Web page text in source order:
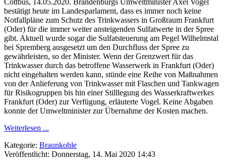
Cottbus, 14.05.2020. Brandenburgs Umweltminister Axel Vogel
bestätigt heute im Landesparlament, dass es immer noch keine
Notfallpläne zum Schutz des Trinkwassers in Großraum Frankfurt
(Oder) für die immer weiter ansteigenden Sulfatwerte in der Spree
gibt. Aktuell wurde sogar die Sulfatsteuerung am Pegel Wilhelmstal
bei Spremberg ausgesetzt um den Durchfluss der Spree zu
gewährleisten, so der Minister. Wenn der Grenzwert für das
Trinkwasser durch das betroffene Wasserwerk in Frankfurt (Oder)
nicht eingehalten werden kann, stünde eine Reihe von Maßnahmen
von der Anlieferung von Trinkwasser mit Flaschen und Tankwagen
für Risikogruppen bis hin einer Stilllegung des Wasserkraftwerkes
Frankfurt (Oder) zur Verfügung, erläuterte Vogel. Keine Abgaben
konnte der Umweltminister zur Übernahme der Kosten machen.
Weiterlesen ...
Kategorie: Braunkohle
Veröffentlicht: Donnerstag, 14. Mai 2020 14:43